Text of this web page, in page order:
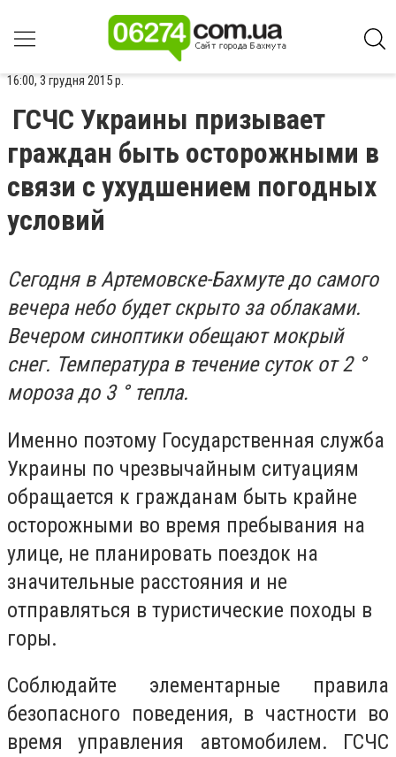
16:00, 3 грудня 2015 р.
ГСЧС Украины призывает
граждан быть осторожными в
связи с ухудшением погодных
условий
Сегодня в Артемовске-Бахмуте до самого
вечера небо будет скрыто за облаками.
Вечером синоптики обещают мокрый
снег. Температура в течение суток от 2 °
мороза до 3 ° тепла.
Именно поэтому Государственная служба
Украины по чрезвычайным ситуациям
обращается к гражданам быть крайне
осторожными во время пребывания на
улице, не планировать поездок на
значительные расстояния и не
отправляться в туристические походы в
горы.
Соблюдайте элементарные правила
безопасного поведения, в частности во
время управления автомобилем. ГСЧС